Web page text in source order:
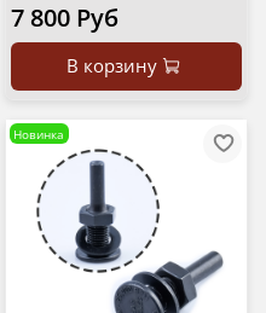
7 800 Руб
В корзину
Новинка